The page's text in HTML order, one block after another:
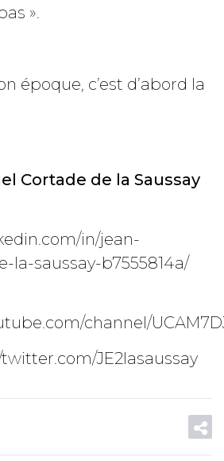
».
époque, c’est d’abord la
Cortade de la Saussay
in/jean-
la-saussay-b7555814a/
channel/
JE2lasaussay